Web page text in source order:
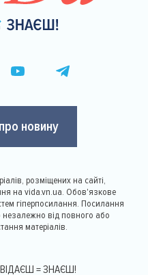
новину
розміщених на сайті,
на vida.vn.ua. Обов'язкове
гіперпосилання. Посилання
від повного або
матеріалів.
= ЗНАЄШ!